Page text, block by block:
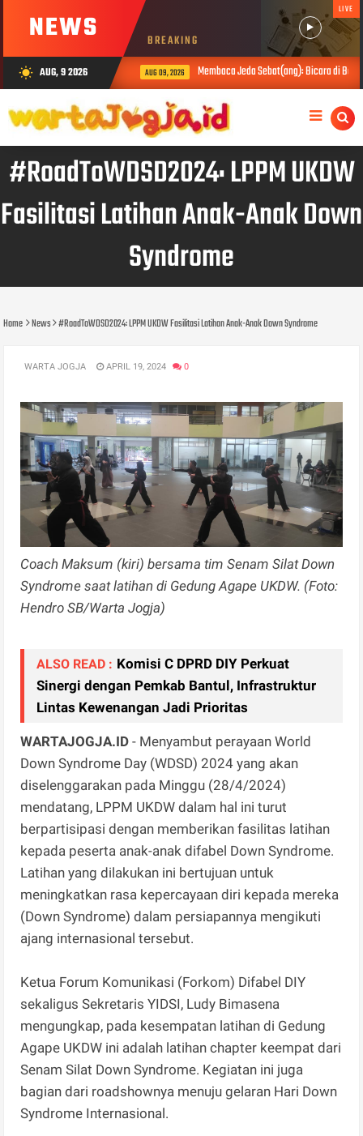
NEWS BREAKING
LIVE
wb_sunny AUG, 9 2026 AUG 09, 2026 Membaca Jeda Sebat(ang): Bicara di
#RoadToWDSD2024: LPPM UKDW
Fasilitasi Latihan Anak-Anak Down
Syndrome
Home News #RoadToWDSD2024: LPPM UKDW Fasilitasi Latihan Anak-Anak Down Syndrome
WARTA JOGJA APRIL 19, 2024 0
Coach Maksum (kiri) bersama tim Senam Silat Down
Syndrome saat latihan di Gedung Agape UKDW. (Foto:
Hendro SB/Warta Jogja)
ALSO READ : Komisi C DPRD DIY Perkuat
Sinergi dengan Pemkab Bantul, Infrastruktur
Lintas Kewenangan Jadi Prioritas
WARTAJOGJA.ID - Menyambut perayaan World
Down Syndrome Day (WDSD) 2024 yang akan
diselenggarakan pada Minggu (28/4/2024)
mendatang, LPPM UKDW dalam hal ini turut
berpartisipasi dengan memberikan fasilitas latihan
kepada peserta anak-anak difabel Down Syndrome.
Latihan yang dilakukan ini bertujuan untuk
meningkatkan rasa kepercayaan diri kepada mereka
(Down Syndrome) dalam persiapannya mengikuti
ajang internasional tersebut.
Ketua Forum Komunikasi (Forkom) Difabel DIY
sekaligus Sekretaris YIDSI, Ludy Bimasena
mengungkap, pada kesempatan latihan di Gedung
Agape UKDW ini adalah latihan chapter keempat dari
Senam Silat Down Syndrome. Kegiatan ini juga
bagian dari roadshownya menuju gelaran Hari Down
Syndrome Internasional.